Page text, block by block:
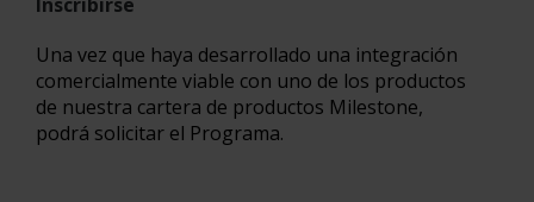
Una vez que haya desarrollado una integración
comercialmente viable con uno de los productos
de nuestra cartera de productos Milestone,
podrá solicitar el Programa.